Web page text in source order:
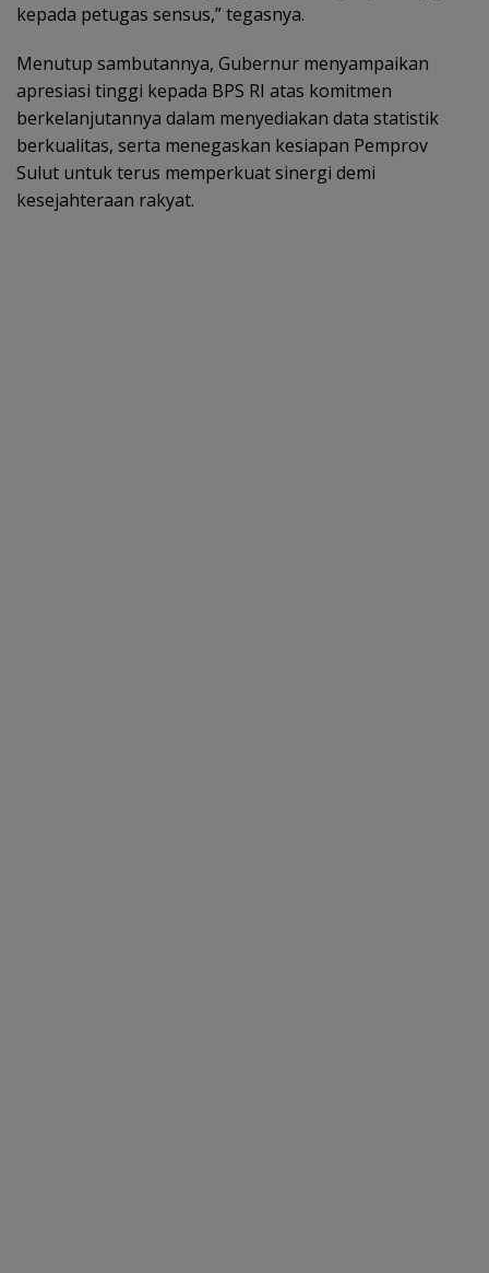
kepada petugas sensus,” tegasnya.
Menutup sambutannya, Gubernur menyampaikan
apresiasi tinggi kepada BPS RI atas komitmen
berkelanjutannya dalam menyediakan data statistik
berkualitas, serta menegaskan kesiapan Pemprov
Sulut untuk terus memperkuat sinergi demi
kesejahteraan rakyat.